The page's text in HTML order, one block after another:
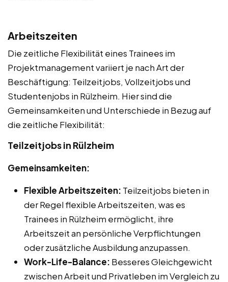
Arbeitszeiten
Die zeitliche Flexibilität eines Trainees im
Projektmanagement variiert je nach Art der
Beschäftigung: Teilzeitjobs, Vollzeitjobs und
Studentenjobs in Rülzheim. Hier sind die
Gemeinsamkeiten und Unterschiede in Bezug auf
die zeitliche Flexibilität:
Teilzeitjobs in Rülzheim
Gemeinsamkeiten:
Flexible Arbeitszeiten: Teilzeitjobs bieten in
der Regel flexible Arbeitszeiten, was es
Trainees in Rülzheim ermöglicht, ihre
Arbeitszeit an persönliche Verpflichtungen
oder zusätzliche Ausbildung anzupassen.
Work-Life-Balance: Besseres Gleichgewicht
zwischen Arbeit und Privatleben im Vergleich zu